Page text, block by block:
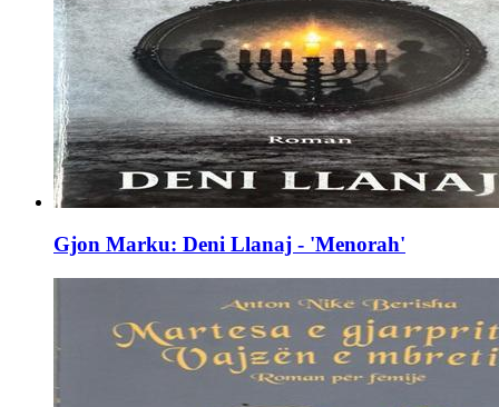
Gjon Marku: Deni Llanaj - 'Menorah'